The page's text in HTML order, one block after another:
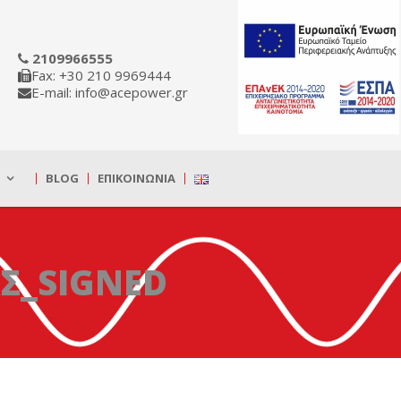
2109966555
Fax: +30 210 9969444
E-mail: info@acepower.gr
BLOG ΕΠΙΚΟΙΝΩΝΊΑ